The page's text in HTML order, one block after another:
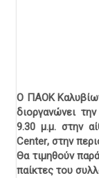
Ο ΠΑΟΚ
διοργανώνει
9.30 μ.μ. στην
Center, στην
Θα τιμηθούν
παίκτες του